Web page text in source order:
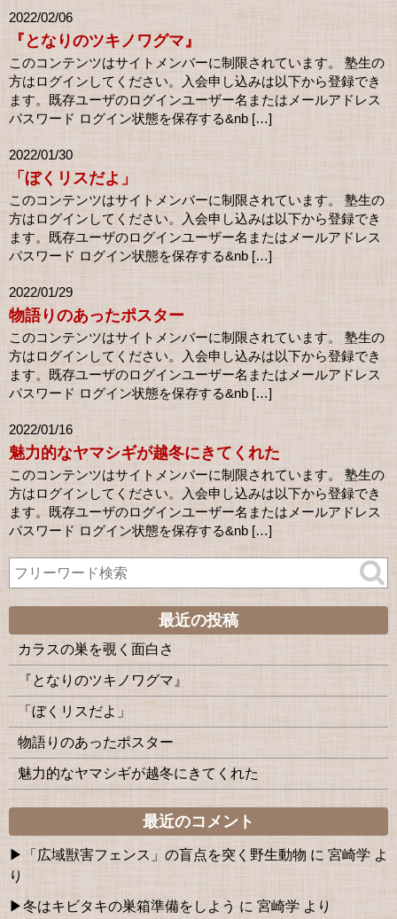
2022/02/06
『となりのツキノワグマ』
このコンテンツはサイトメンバーに制限されています。 塾生の
方はログインしてください。入会申し込みは以下から登録でき
ます。既存ユーザのログインユーザー名またはメールアドレス
パスワード ログイン状態を保存する&nb […]
2022/01/30
「ぼくリスだよ」
このコンテンツはサイトメンバーに制限されています。 塾生の
方はログインしてください。入会申し込みは以下から登録でき
ます。既存ユーザのログインユーザー名またはメールアドレス
パスワード ログイン状態を保存する&nb […]
2022/01/29
物語りのあったポスター
このコンテンツはサイトメンバーに制限されています。 塾生の
方はログインしてください。入会申し込みは以下から登録でき
ます。既存ユーザのログインユーザー名またはメールアドレス
パスワード ログイン状態を保存する&nb […]
2022/01/16
魅力的なヤマシギが越冬にきてくれた
このコンテンツはサイトメンバーに制限されています。 塾生の
方はログインしてください。入会申し込みは以下から登録でき
ます。既存ユーザのログインユーザー名またはメールアドレス
パスワード ログイン状態を保存する&nb […]
最近の投稿
カラスの巣を覗く面白さ
『となりのツキノワグマ』
「ぼくリスだよ」
物語りのあったポスター
魅力的なヤマシギが越冬にきてくれた
最近のコメント
「広域獣害フェンス」の盲点を突く野生動物 に 宮崎学 よ
り
冬はキビタキの巣箱準備をしよう に 宮崎学 より